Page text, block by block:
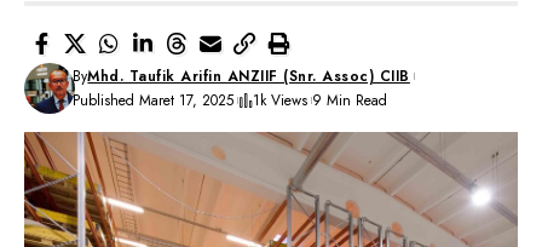
ByMhd. Taufik Arifin ANZIIF (Snr. Assoc) CIIB
Published Maret 17, 2025
1k Views 9 Min Read